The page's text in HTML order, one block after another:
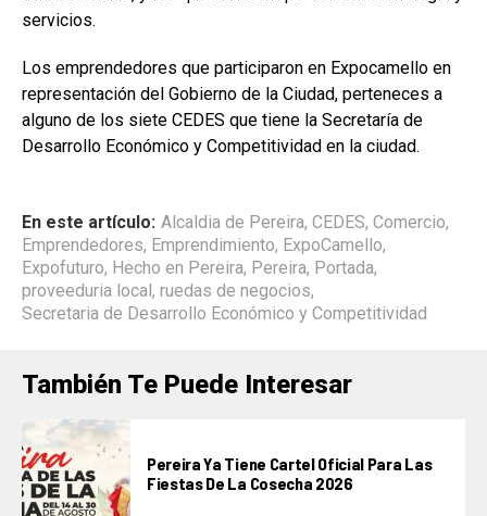
servicios.
Los emprendedores que participaron en Expocamello en
representación del Gobierno de la Ciudad, perteneces a
alguno de los siete CEDES que tiene la Secretaría de
Desarrollo Económico y Competitividad en la ciudad.
En este artículo: Alcaldia de Pereira, CEDES, Comercio,
Emprendedores, Emprendimiento, ExpoCamello,
Expofuturo, Hecho en Pereira, Pereira, Portada,
proveeduria local, ruedas de negocios,
Secretaria de Desarrollo Económico y Competitividad
También Te Puede Interesar
Pereira Ya Tiene Cartel Oficial Para Las
Fiestas De La Cosecha 2026